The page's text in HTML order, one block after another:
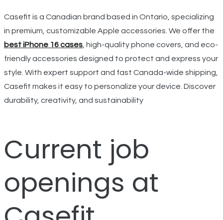
Casefit is a Canadian brand based in Ontario, specializing
in premium, customizable Apple accessories. We offer the
best iPhone 16 cases , high-quality phone covers, and eco-
friendly accessories designed to protect and express your
style. With expert support and fast Canada-wide shipping,
Casefit makes it easy to personalize your device. Discover
durability, creativity, and sustainability
Current job
openings at